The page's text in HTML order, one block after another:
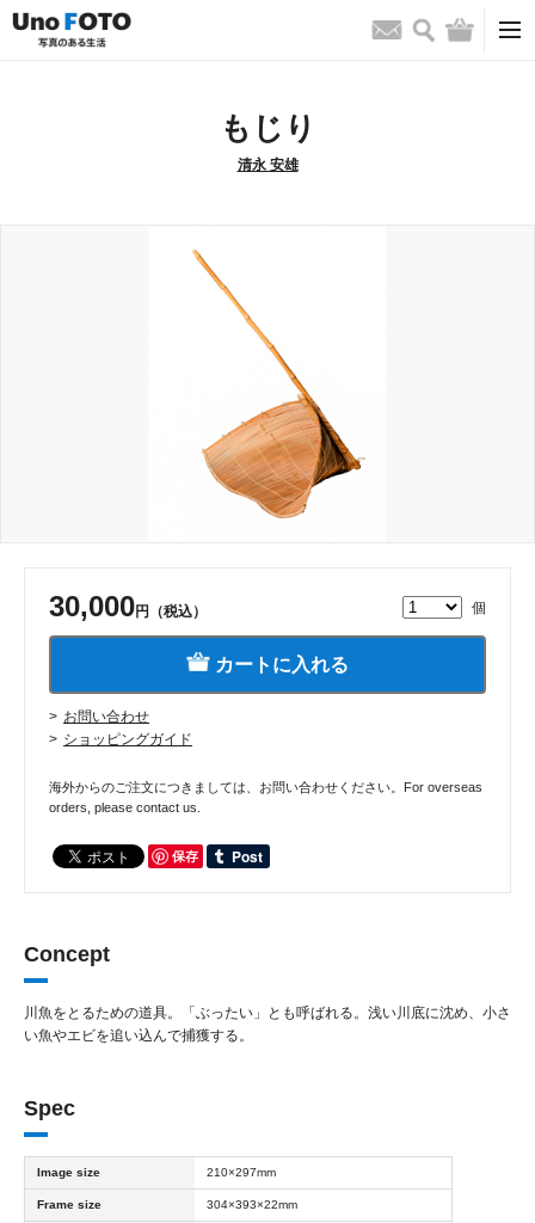
お問い合わせ
検索 バッグ
もじり
清永 安雄
30,000円（税込） 個
カートに入れる
お問い合わせ
ショッピングガイド
海外からのご注文につきましては、お問い合わせください。For overseas
orders, please contact us.
保存
Concept
川魚をとるための道具。「ぶったい」とも呼ばれる。浅い川底に沈め、小さ
い魚やエビを追い込んで捕獲する。
Spec
Image size 210×297mm
Frame size 304×393×22mm